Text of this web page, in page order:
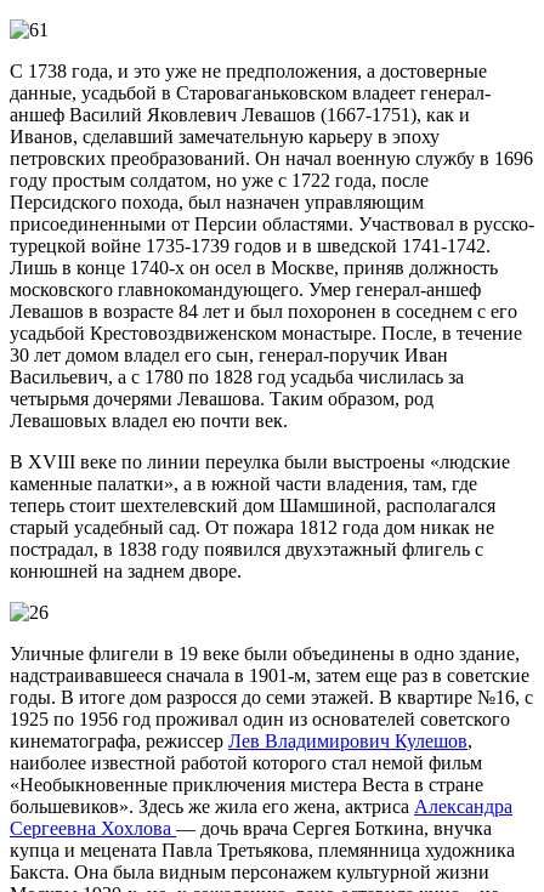
С 1738 года, и это уже не предположения, а достоверные
данные, усадьбой в Староваганьковском владеет генерал-
аншеф Василий Яковлевич Левашов (1667-1751), как и
Иванов, сделавший замечательную карьеру в эпоху
петровских преобразований. Он начал военную службу в 1696
году простым солдатом, но уже с 1722 года, после
Персидского похода, был назначен управляющим
присоединенными от Персии областями. Участвовал в русско-
турецкой войне 1735-1739 годов и в шведской 1741-1742.
Лишь в конце 1740-х он осел в Москве, приняв должность
московского главнокомандующего. Умер генерал-аншеф
Левашов в возрасте 84 лет и был похоронен в соседнем с его
усадьбой Крестовоздвиженском монастыре. После, в течение
30 лет домом владел его сын, генерал-поручик Иван
Васильевич, а с 1780 по 1828 год усадьба числилась за
четырьмя дочерями Левашова. Таким образом, род
Левашовых владел ею почти век.
В XVIII веке по линии переулка были выстроены «людские
каменные палатки», а в южной части владения, там, где
теперь стоит шехтелевский дом Шамшиной, располагался
старый усадебный сад. От пожара 1812 года дом никак не
пострадал, в 1838 году появился двухэтажный флигель с
конюшней на заднем дворе.
Уличные флигели в 19 веке были объединены в одно здание,
надстраивавшееся сначала в 1901-м, затем еще раз в советские
годы. В итоге дом разросся до семи этажей. В квартире №16, с
1925 по 1956 год проживал один из основателей советского
кинематографа, режиссер Лев Владимирович Кулешов,
наиболее известной работой которого стал немой фильм
«Необыкновенные приключения мистера Веста в стране
большевиков». Здесь же жила его жена, актриса Александра
Сергеевна Хохлова — дочь врача Сергея Боткина, внучка
купца и мецената Павла Третьякова, племянница художника
Бакста. Она была видным персонажем культурной жизни